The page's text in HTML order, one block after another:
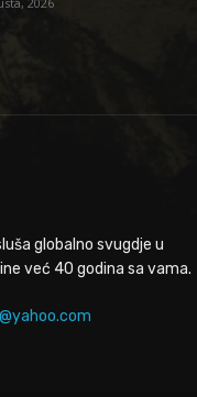
globalno svugdje u
već 40 godina sa vama.